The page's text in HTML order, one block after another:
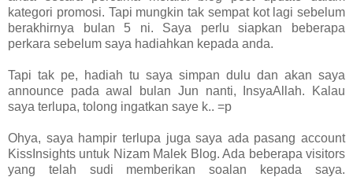
kategori promosi. Tapi mungkin tak sempat kot lagi sebelum
berakhirnya bulan 5 ni. Saya perlu siapkan beberapa
perkara sebelum saya hadiahkan kepada anda.
Tapi tak pe, hadiah tu saya simpan dulu dan akan saya
announce pada awal bulan Jun nanti, InsyaAllah. Kalau
saya terlupa, tolong ingatkan saye k.. =p
Ohya, saya hampir terlupa juga saya ada pasang account
KissInsights untuk Nizam Malek Blog. Ada beberapa visitors
yang telah sudi memberikan soalan kepada saya.